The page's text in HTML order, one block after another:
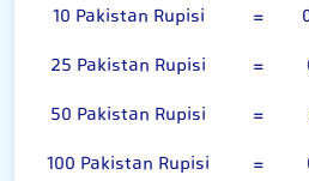
10 Pakistan Rupisi =
25 Pakistan Rupisi
=
50 Pakistan Rupisi
=
100 Pakistan Rupisi
=